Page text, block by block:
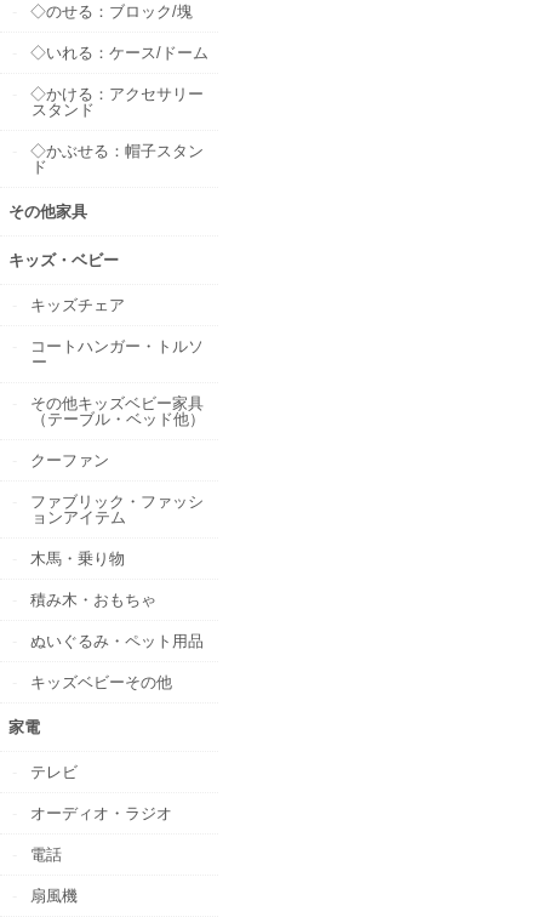
◇のせる：ブロック/塊
◇いれる：ケース/ドーム
◇かける：アクセサリー
スタンド
◇かぶせる：帽子スタン
ド
その他家具
キッズ・ベビー
キッズチェア
コートハンガー・トルソ
ー
その他キッズベビー家具
（テーブル・ベッド他）
クーファン
ファブリック・ファッシ
ョンアイテム
木馬・乗り物
積み木・おもちゃ
ぬいぐるみ・ペット用品
キッズベビーその他
家電
テレビ
オーディオ・ラジオ
電話
扇風機